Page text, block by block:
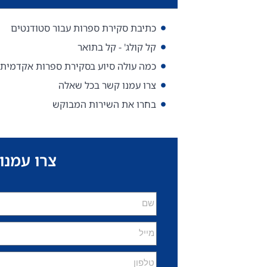
כתיבת סקירת ספרות עבור סטודנטים
קל קולג' - קל בתואר
כמה עולה סיוע בסקירת ספרות
צרו עמנו קשר בכל שאלה
בחרו את השירות המבוקש
צרו